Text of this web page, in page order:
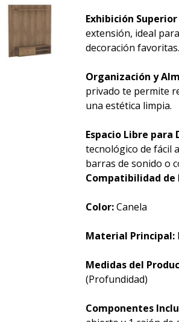
Exhibición
extensión, ideal
decoración favoritas.
Organización y
privado te permite
una estética limpia.
Espacio Libre para
tecnológico de fácil
barras de sonido o
Compatibilidad de
Color:Canela
Material Principal:
Medidas del
(Profundidad)
Componentes